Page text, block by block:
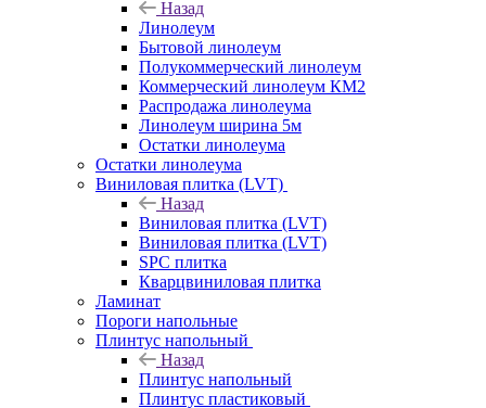
Назад
Линолеум
Бытовой линолеум
Полукоммерческий линолеум
Коммерческий линолеум КМ2
Распродажа линолеума
Линолеум ширина 5м
Остатки линолеума
Остатки линолеума
Виниловая плитка (LVT)
Назад
Виниловая плитка (LVT)
Виниловая плитка (LVT)
SPC плитка
Кварцвиниловая плитка
Ламинат
Пороги напольные
Плинтус напольный
Назад
Плинтус напольный
Плинтус пластиковый